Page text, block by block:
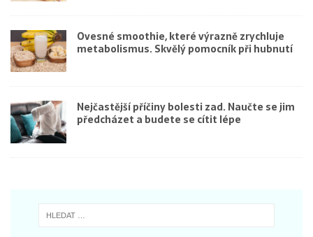
Ovesné smoothie, které výrazně zrychluje
metabolismus. Skvělý pomocník při hubnutí
Nejčastější příčiny bolesti zad. Naučte se jim
předcházet a budete se cítit lépe